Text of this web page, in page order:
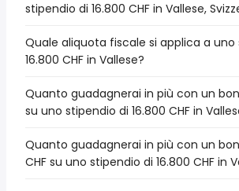
stipendio di 16.800 CHF in Vallese,
Quale aliquota fiscale si applica a uno
16.800 CHF in Vallese?
Quanto guadagnerai in più con un
su uno stipendio di 16.800 CHF in
Quanto guadagnerai in più con un
CHF su uno stipendio di 16.800 CHF in